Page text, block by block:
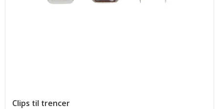
Clips til trencer